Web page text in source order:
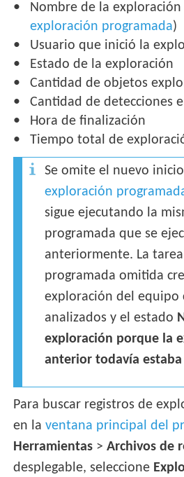
Nombre de la
exploración programada)
Usuario que inició la
Estado de la exploración
Cantidad de objetos
Cantidad de detecciones
Hora de finalización
Tiempo total de
Se omite el nuevo
exploración
sigue ejecutando la
programada que se
anteriormente. La
programada omitida
exploración del equipo
analizados y el estado
exploración porque la
anterior todavía estaba
Para buscar registros de
en laventana principal del
Herramientas >Archivos de
desplegable, seleccione